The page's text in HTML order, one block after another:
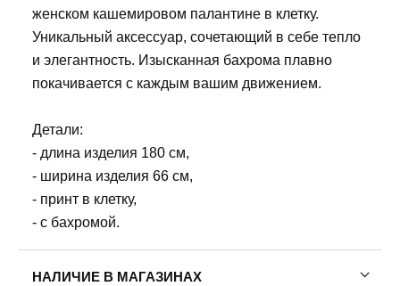
женском кашемировом палантине в клетку.
Уникальный аксессуар, сочетающий в себе тепло
и элегантность. Изысканная бахрома плавно
покачивается с каждым вашим движением.
Детали:
- длина изделия 180 см,
- ширина изделия 66 см,
- принт в клетку,
- с бахромой.
НАЛИЧИЕ В МАГАЗИНАХ